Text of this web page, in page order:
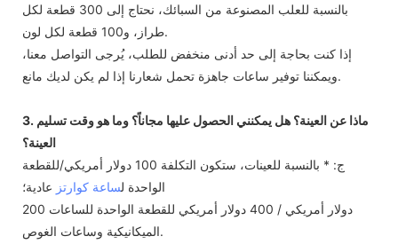
بالنسبة للعلب المصنوعة من السبائك، نحتاج إلى 300 قطعة لكل
طراز، و100 قطعة لكل لون.
إذا كنت بحاجة إلى حد أدنى منخفض للطلب، يُرجى التواصل معنا،
ويمكننا توفير ساعات جاهزة تحمل شعارنا إذا لم يكن لديك مانع.
3. ماذا عن العينة؟ هل يمكنني الحصول عليها مجاناً؟ وما هو وقت تسليم
العينة؟
ج: * بالنسبة للعينات، ستكون التكلفة 100 دولار أمريكي/للقطعة
الواحدة لساعة كوارتز عادية؛
200 دولار أمريكي / 400 دولار أمريكي للقطعة الواحدة للساعات
الميكانيكية وساعات الغوص.